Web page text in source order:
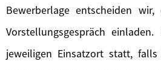
Bewerberlage entscheiden
Vorstellungsgespräch
jeweiligen Einsatzort statt,